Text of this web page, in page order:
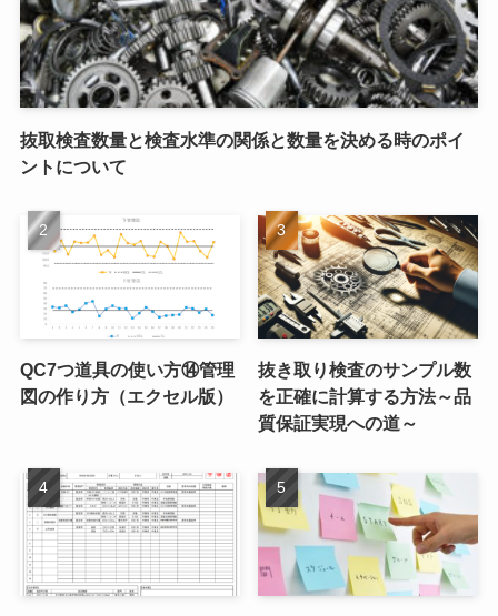
抜取検査数量と検査水準の関係と数量を決める時のポイ
ントについて
QC7つ道具の使い方⑭管理
図の作り方（エクセル版）
抜き取り検査のサンプル数
を正確に計算する方法～品
質保証実現への道～